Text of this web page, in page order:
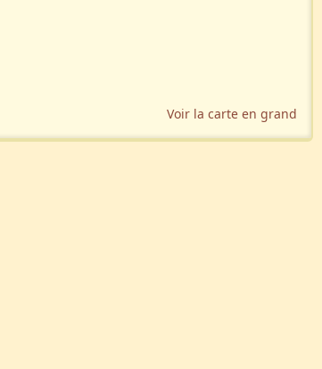
Voir la carte en grand